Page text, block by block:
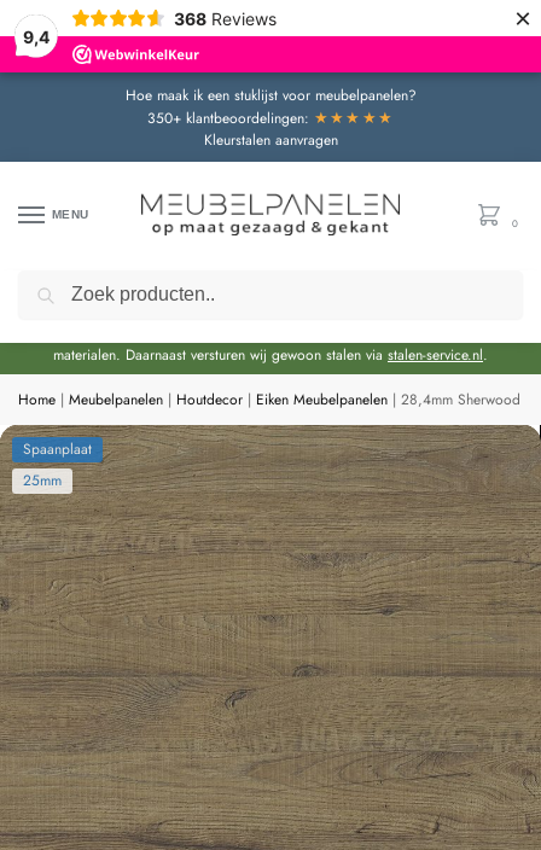
9,4
368 Reviews ×
Hoe maak ik een stuklijst voor meubelpanelen?
350+ klantbeoordelingen: ★★★★★
Kleurstalen aanvragen
MENU
0
Door de bouwvakperiode geldt momenteel een extra levertijd van circa 3 weken
materialen. Daarnaast versturen wij gewoon stalen via stalen-service.nl.
Home | Meubelpanelen | Houtdecor | Eiken Meubelpanelen | 28,4mm Sherwood
Spaanplaat
25mm